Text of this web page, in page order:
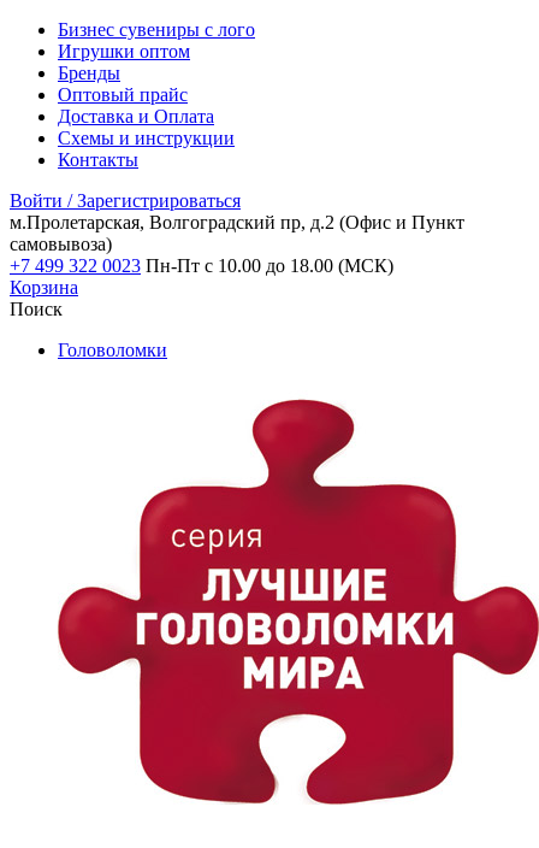
Бизнес сувениры с лого
Игрушки оптом
Бренды
Оптовый прайс
Доставка и Оплата
Схемы и инструкции
Контакты
Войти / Зарегистрироваться
м.Пролетарская, Волгоградский пр, д.2 (Офис и Пункт
самовывоза)
+7 499 322 0023 Пн-Пт с 10.00 до 18.00 (МСК)
Корзина
Поиск
Головоломки